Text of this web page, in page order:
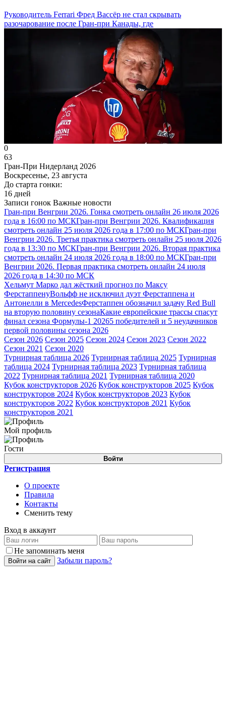
Руководитель Ferrari Фред Вассёр не стал скрывать
разочарование после Гран-при Канады, где
0
63
Гран-При Нидерланд 2026
Воскресенье, 23 августа
До старта гонки:
16 дней
Записи гонок Важные новости
Гран-при Венгрии 2026. Гонка смотреть онлайн 26 июля 2026
года в 16:00 по МСКГран-при Венгрии 2026. Квалификация
смотреть онлайн 25 июля 2026 года в 17:00 по МСКГран-при
Венгрии 2026. Третья практика смотреть онлайн 25 июля 2026
года в 13:30 по МСКГран-при Венгрии 2026. Вторая практика
смотреть онлайн 24 июля 2026 года в 18:00 по МСКГран-при
Венгрии 2026. Первая практика смотреть онлайн 24 июля
2026 года в 14:30 по МСК
Хельмут Марко дал жёсткий прогноз по Максу
ФерстаппенуВольфф не исключил дуэт Ферстаппена и
Антонелли в MercedesФерстаппен обозначил задачу Red Bull
на вторую половину сезонаКакие европейские трассы спасут
финал сезона Формулы-1 20265 победителей и 5 неудачников
первой половины сезона 2026
Сезон 2026 Сезон 2025 Сезон 2024 Сезон 2023 Сезон 2022
Сезон 2021 Сезон 2020
Турнирная таблица 2026 Турнирная таблица 2025 Турнирная
таблица 2024 Турнирная таблица 2023 Турнирная таблица
2022 Турнирная таблица 2021 Турнирная таблица 2020
Кубок конструкторов 2026 Кубок конструкторов 2025 Кубок
конструкторов 2024 Кубок конструкторов 2023 Кубок
конструкторов 2022 Кубок конструкторов 2021 Кубок
конструкторов 2021
Мой профиль
Гости
Войти
Регистрация
О проекте
Правила
Контакты
Сменить тему
Вход в аккаунт
Не запоминать меня
Войти на сайт Забыли пароль?